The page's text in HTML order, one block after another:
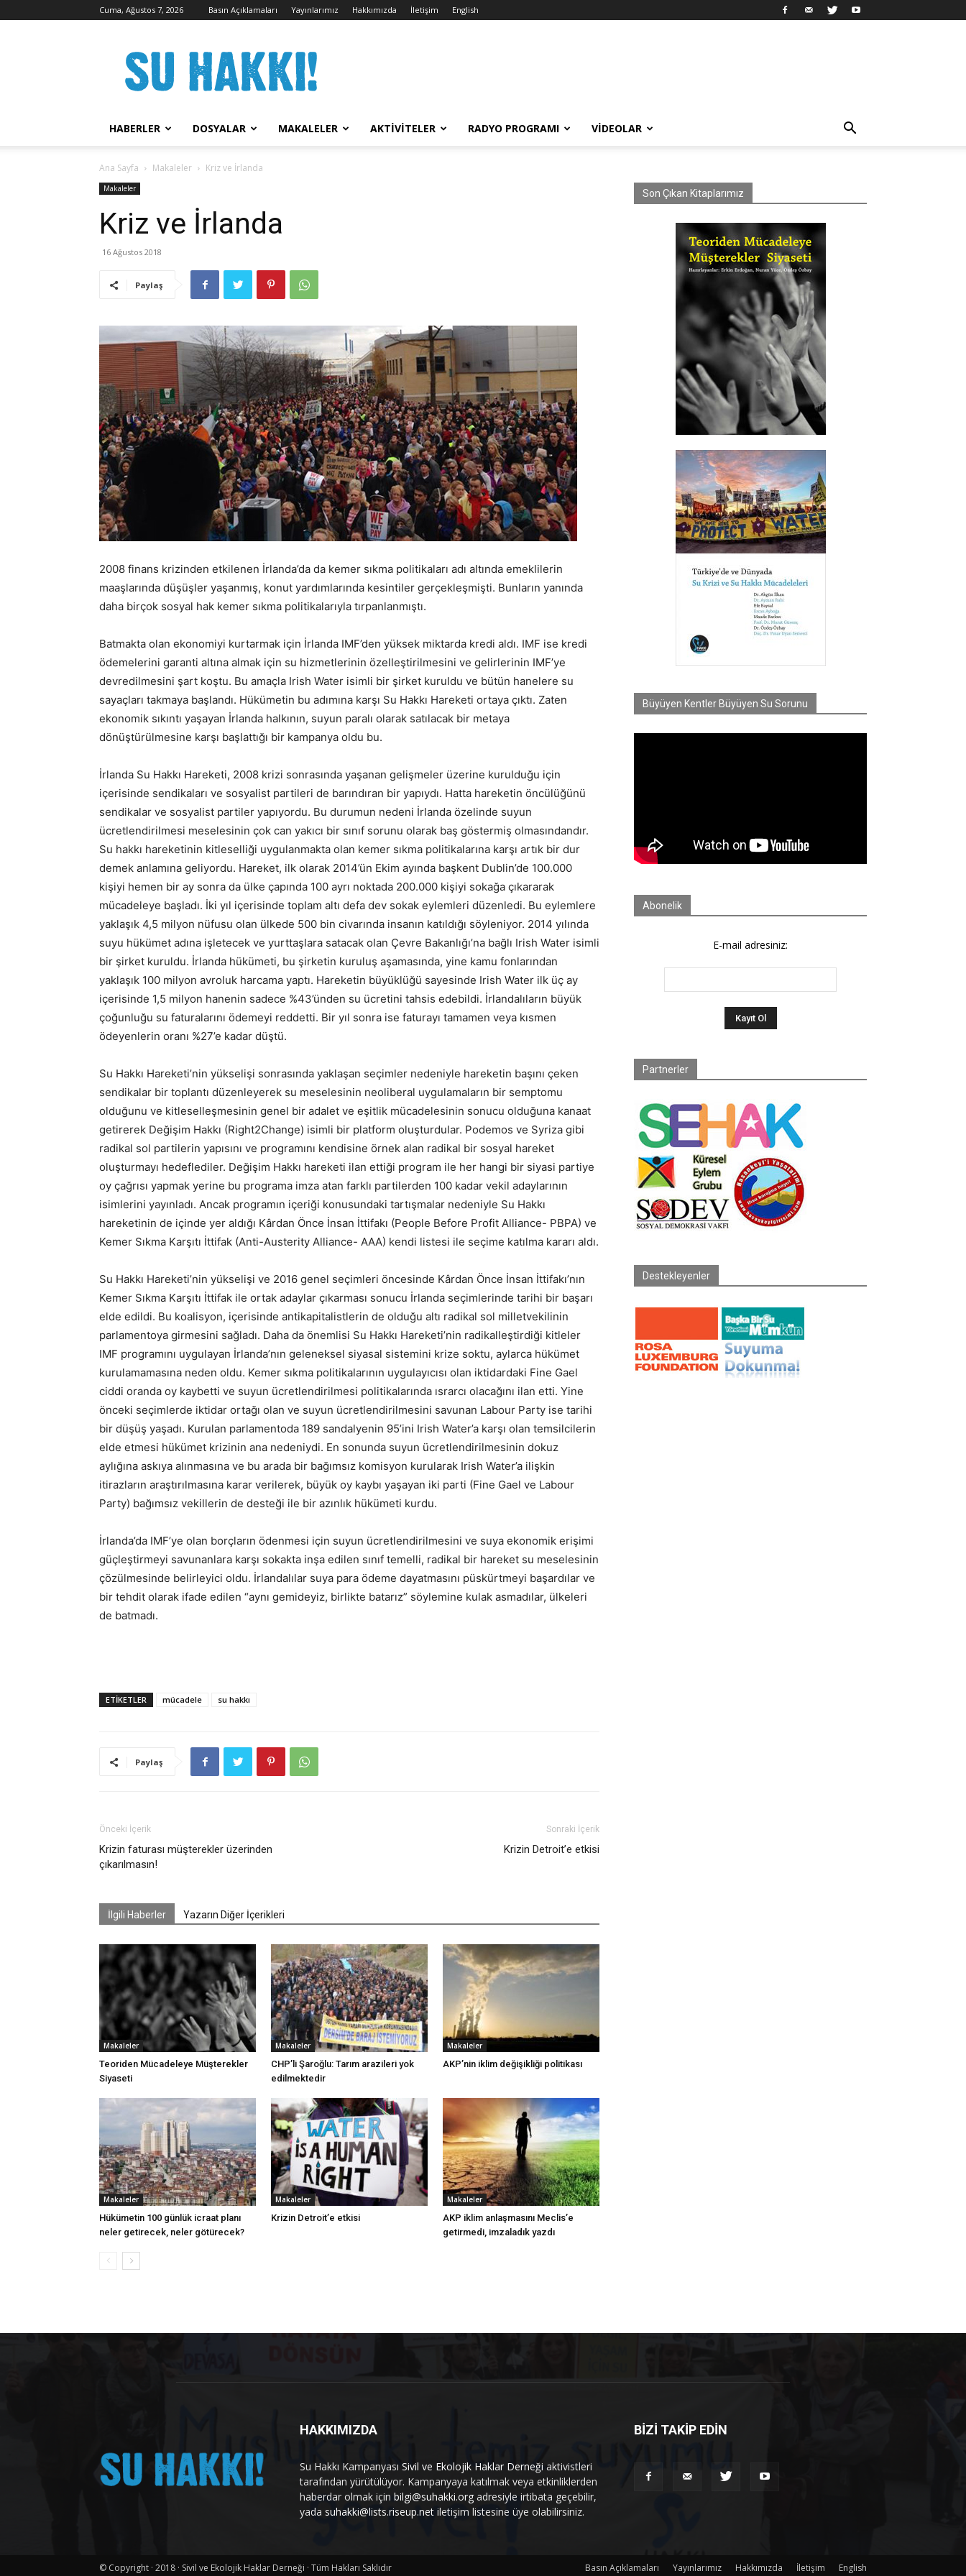
Cuma, Ağustos 7, 2026 Basın Açıklamaları Yayınlarımız Hakkımızda İletişim English
Hakkı
Kampanyası
HABERLER DOSYALAR MAKALELER AKTIVITELER RADYO PROGRAMI VIDEOLAR
Ana Sayfa Makaleler Kriz ve İrlanda
Makaleler
Kriz ve İrlanda
16 Ağustos 2018
Paylaş
2008 finans krizinden etkilenen İrlanda’da da kemer sıkma politikaları adı altında emeklilerin
maaşlarında düşüşler yaşanmış, konut yardımlarında kesintiler gerçekleşmişti. Bunların yanında
daha birçok sosyal hak kemer sıkma politikalarıyla tırpanlanmıştı.
Batmakta olan ekonomiyi kurtarmak için İrlanda IMF’den yüksek miktarda kredi aldı. IMF ise kredi
ödemelerini garanti altına almak için su hizmetlerinin özelleştirilmesini ve gelirlerinin IMF’ye
devredilmesini şart koştu. Bu amaçla Irish Water isimli bir şirket kuruldu ve bütün hanelere su
sayaçları takmaya başlandı. Hükümetin bu adımına karşı Su Hakkı Hareketi ortaya çıktı. Zaten
ekonomik sıkıntı yaşayan İrlanda halkının, suyun paralı olarak satılacak bir metaya
dönüştürülmesine karşı başlattığı bir kampanya oldu bu.
İrlanda Su Hakkı Hareketi, 2008 krizi sonrasında yaşanan gelişmeler üzerine kurulduğu için
içerisinde sendikaları ve sosyalist partileri de barındıran bir yapıydı. Hatta hareketin öncülüğünü
sendikalar ve sosyalist partiler yapıyordu. Bu durumun nedeni İrlanda özelinde suyun
ücretlendirilmesi meselesinin çok can yakıcı bir sınıf sorunu olarak baş göstermiş olmasındandır.
Su hakkı hareketinin kitleselliği uygulanmakta olan kemer sıkma politikalarına karşı artık bir dur
demek anlamına geliyordu. Hareket, ilk olarak 2014’ün Ekim ayında başkent Dublin’de 100.000
kişiyi hemen bir ay sonra da ülke çapında 100 ayrı noktada 200.000 kişiyi sokağa çıkararak
mücadeleye başladı. İki yıl içerisinde toplam altı defa dev sokak eylemleri düzenledi. Bu eylemlere
yaklaşık 4,5 milyon nüfusu olan ülkede 500 bin civarında insanın katıldığı söyleniyor. 2014 yılında
suyu hükümet adına işletecek ve yurttaşlara satacak olan Çevre Bakanlığı’na bağlı Irish Water isimli
bir şirket kuruldu. İrlanda hükümeti, bu şirketin kuruluş aşamasında, yine kamu fonlarından
yaklaşık 100 milyon avroluk harcama yaptı. Hareketin büyüklüğü sayesinde Irish Water ilk üç ay
içerisinde 1,5 milyon hanenin sadece %43’ünden su ücretini tahsis edebildi. İrlandalıların büyük
çoğunluğu su faturalarını ödemeyi reddetti. Bir yıl sonra ise faturayı tamamen veya kısmen
ödeyenlerin oranı %27’e kadar düştü.
Su Hakkı Hareketi’nin yükselişi sonrasında yaklaşan seçimler nedeniyle hareketin başını çeken
sendikalar bir toplantı düzenleyerek su meselesinin neoliberal uygulamaların bir semptomu
olduğunu ve kitleselleşmesinin genel bir adalet ve eşitlik mücadelesinin sonucu olduğuna kanaat
getirerek Değişim Hakkı (Right2Change) isimli bir platform oluşturdular. Podemos ve Syriza gibi
radikal sol partilerin yapısını ve programını kendisine örnek alan radikal bir sosyal hareket
oluşturmayı hedeflediler. Değişim Hakkı hareketi ilan ettiği program ile her hangi bir siyasi partiye
oy çağrısı yapmak yerine bu programa imza atan farklı partilerden 100 kadar vekil adaylarının
isimlerini yayınladı. Ancak programın içeriği konusundaki tartışmalar nedeniyle Su Hakkı
hareketinin de içinde yer aldığı Kârdan Önce İnsan İttifakı (People Before Profit Alliance- PBPA) ve
Kemer Sıkma Karşıtı İttifak (Anti-Austerity Alliance- AAA) kendi listesi ile seçime katılma kararı aldı.
Su Hakkı Hareketi’nin yükselişi ve 2016 genel seçimleri öncesinde Kârdan Önce İnsan İttifakı’nın
Kemer Sıkma Karşıtı İttifak ile ortak adaylar çıkarması sonucu İrlanda seçimlerinde tarihi bir başarı
elde edildi. Bu koalisyon, içerisinde antikapitalistlerin de olduğu altı radikal sol milletvekilinin
parlamentoya girmesini sağladı. Daha da önemlisi Su Hakkı Hareketi’nin radikalleştirdiği kitleler
IMF programını uygulayan İrlanda’nın geleneksel siyasal sistemini krize soktu, aylarca hükümet
kurulamamasına neden oldu. Kemer sıkma politikalarının uygulayıcısı olan iktidardaki Fine Gael
ciddi oranda oy kaybetti ve suyun ücretlendirilmesi politikalarında ısrarcı olacağını ilan etti. Yine
önceki seçimlerde iktidar ortağı olan ve suyun ücretlendirilmesini savunan Labour Party ise tarihi
bir düşüş yaşadı. Kurulan parlamentoda 189 sandalyenin 95’ini Irish Water’a karşı olan temsilcilerin
elde etmesi hükümet krizinin ana nedeniydi. En sonunda suyun ücretlendirilmesinin dokuz
aylığına askıya alınmasına ve bu arada bir bağımsız komisyon kurularak Irish Water’a ilişkin
itirazların araştırılmasına karar verilerek, büyük oy kaybı yaşayan iki parti (Fine Gael ve Labour
Party) bağımsız vekillerin de desteği ile bir azınlık hükümeti kurdu.
İrlanda’da IMF’ye olan borçların ödenmesi için suyun ücretlendirilmesini ve suya ekonomik erişimi
güçleştirmeyi savunanlara karşı sokakta inşa edilen sınıf temelli, radikal bir hareket su meselesinin
çözülmesinde belirleyici oldu. İrlandalılar suya para ödeme dayatmasını püskürtmeyi başardılar ve
bir tehdit olarak ifade edilen “aynı gemideyiz, birlikte batarız” söylemine kulak asmadılar, ülkeleri
de batmadı.
ETIKETLER mücadele su hakkı
Paylaş
Önceki İçerik
Krizin faturası müşterekler üzerinden
çıkarılmasın!
Sonraki İçerik
Krizin Detroit’e etkisi
İlgili Haberler Yazarın Diğer İçerikleri
Makaleler
Teoriden Mücadeleye Müşterekler
Siyaseti
Makaleler
CHP’li Şaroğlu: Tarım arazileri yok
edilmektedir
Makaleler
AKP’nin iklim değişikliği politikası
Makaleler
Hükümetin 100 günlük icraat planı
neler getirecek, neler götürecek?
Makaleler
Krizin Detroit’e etkisi
Makaleler
AKP iklim anlaşmasını Meclis’e
getirmedi, imzaladık yazdı
Son Çıkan Kitaplarımız
Büyüyen Kentler Büyüyen Su Sorunu
Abonelik
E-mail adresiniz:
Partnerler
Destekleyenler
HAKKIMIZDA
Su Hakkı Kampanyası Sivil ve Ekolojik Haklar Derneği aktivistleri
tarafından yürütülüyor. Kampanyaya katılmak veya etkinliklerden
haberdar olmak için bilgi@suhakki.org adresiyle irtibata geçebilir,
yada suhakki@lists.riseup.net iletişim listesine üye olabilirsiniz.
BİZİ TAKİP EDİN
Basın Açıklamaları Yayınlarımız Hakkımızda İletişim English
© Copyright · 2018 · Sivil ve Ekolojik Haklar Derneği · Tüm Hakları Saklıdır